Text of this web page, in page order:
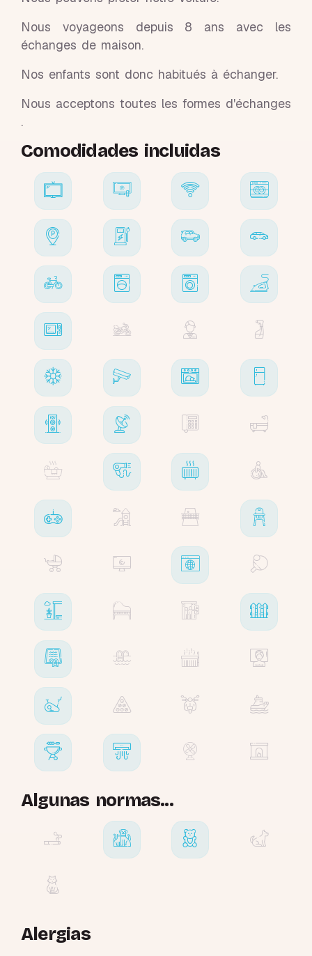
Nous voyageons depuis 8 ans avec les
échanges de maison.
Nos enfants sont donc habitués à échanger.
Nous acceptons toutes les formes d'échanges
.
Comodidades incluidas
Algunas normas...
Alergias